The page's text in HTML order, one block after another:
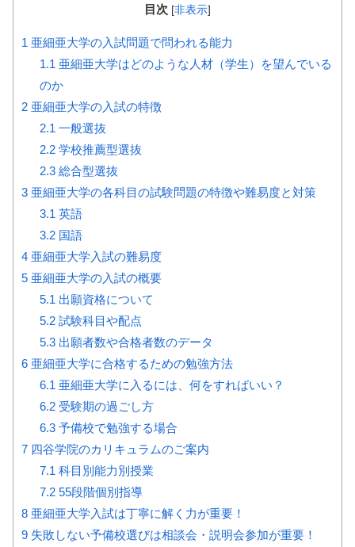
目次 [非表示]
1 亜細亜大学の入試問題で問われる能力
1.1 亜細亜大学はどのような人材（学生）を望んでいる
のか
2 亜細亜大学の入試の特徴
2.1 一般選抜
2.2学校推薦型選抜
2.3総合型選抜
3 亜細亜大学の各科目の試験問題の特徴や難易度と対策
3.1 英語
3.2国語
4 亜細亜大学入試の難易度
5 亜細亜大学の入試の概要
5.1 出願資格について
5.2試験科目や配点
5.3出願者数や合格者数のデータ
6 亜細亜大学に合格するための勉強方法
6.1 亜細亜大学に入るには、何をすればいい？
6.2受験期の過ごし方
6.3予備校で勉強する場合
7 四谷学院のカリキュラムのご案内
7.1 科目別能力別授業
7.255段階個別指導
8 亜細亜大学入試は丁寧に解く力が重要！
9 失敗しない予備校選びは相談会・説明会参加が重要！